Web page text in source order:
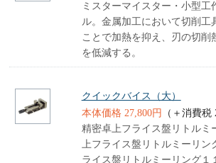
ミスターマイスター・小型工
ル。金属加工において切削工
ことで加熱を抑え、刃の切削
を低減する。
クイックバイス（大）
本体価格 27,800円
（＋消費税
精密卓上フライス盤リトルミ
上フライス盤リトルミーリン
ライス盤リトルミーリング１